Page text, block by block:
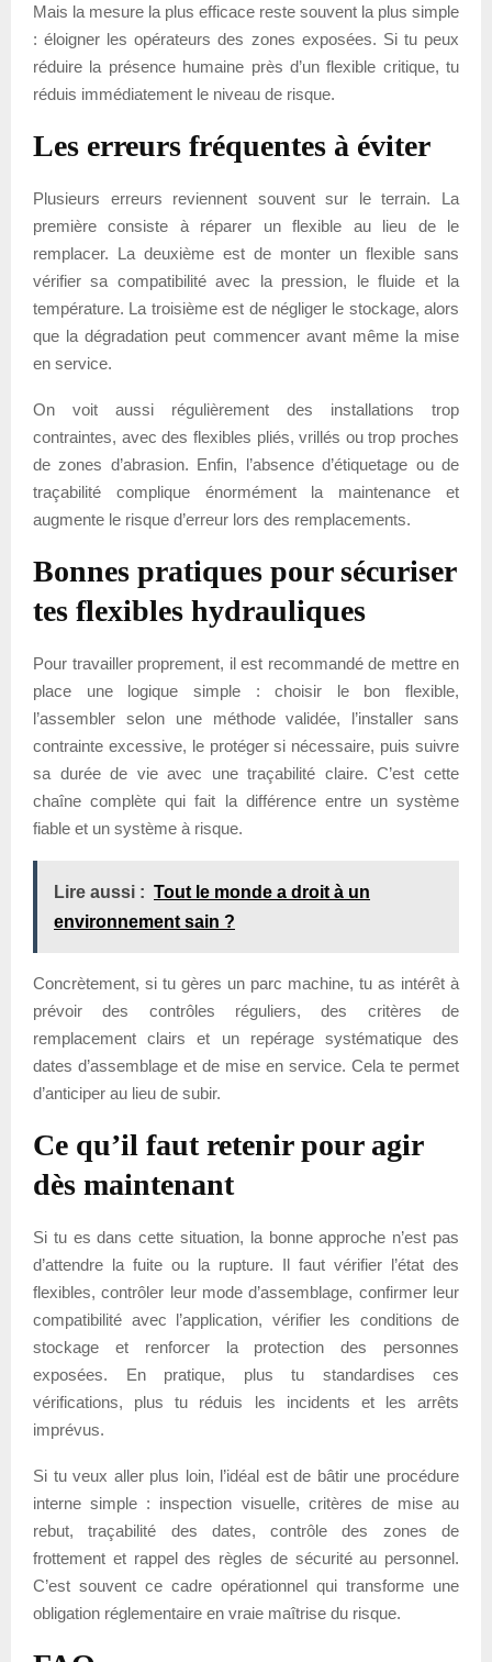
Mais la mesure la plus efficace reste souvent la plus simple
: éloigner les opérateurs des zones exposées. Si tu peux
réduire la présence humaine près d’un flexible critique, tu
réduis immédiatement le niveau de risque.
Les erreurs fréquentes à éviter
Plusieurs erreurs reviennent souvent sur le terrain. La
première consiste à réparer un flexible au lieu de le
remplacer. La deuxième est de monter un flexible sans
vérifier sa compatibilité avec la pression, le fluide et la
température. La troisième est de négliger le stockage, alors
que la dégradation peut commencer avant même la mise
en service.
On voit aussi régulièrement des installations trop
contraintes, avec des flexibles pliés, vrillés ou trop proches
de zones d’abrasion. Enfin, l’absence d’étiquetage ou de
traçabilité complique énormément la maintenance et
augmente le risque d’erreur lors des remplacements.
Bonnes pratiques pour sécuriser
tes flexibles hydrauliques
Pour travailler proprement, il est recommandé de mettre en
place une logique simple : choisir le bon flexible,
l’assembler selon une méthode validée, l’installer sans
contrainte excessive, le protéger si nécessaire, puis suivre
sa durée de vie avec une traçabilité claire. C’est cette
chaîne complète qui fait la différence entre un système
fiable et un système à risque.
Lire aussi : Tout le monde a droit à un
environnement sain ?
Concrètement, si tu gères un parc machine, tu as intérêt à
prévoir des contrôles réguliers, des critères de
remplacement clairs et un repérage systématique des
dates d’assemblage et de mise en service. Cela te permet
d’anticiper au lieu de subir.
Ce qu’il faut retenir pour agir
dès maintenant
Si tu es dans cette situation, la bonne approche n’est pas
d’attendre la fuite ou la rupture. Il faut vérifier l’état des
flexibles, contrôler leur mode d’assemblage, confirmer leur
compatibilité avec l’application, vérifier les conditions de
stockage et renforcer la protection des personnes
exposées. En pratique, plus tu standardises ces
vérifications, plus tu réduis les incidents et les arrêts
imprévus.
Si tu veux aller plus loin, l’idéal est de bâtir une procédure
interne simple : inspection visuelle, critères de mise au
rebut, traçabilité des dates, contrôle des zones de
frottement et rappel des règles de sécurité au personnel.
C’est souvent ce cadre opérationnel qui transforme une
obligation réglementaire en vraie maîtrise du risque.